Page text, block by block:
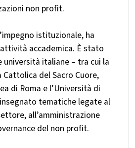
non profit.
istituzionale, ha
accademica. È stato
università italiane – tra cui la
Cattolica del Sacro Cuore,
di Roma e l’Università di
tematiche legate al
all’amministrazione
del non profit.